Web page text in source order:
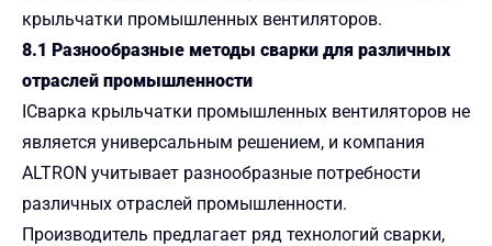
крыльчатки промышленных вентиляторов.
8.1 Разнообразные методы сварки для различных
отраслей промышленности
IСварка крыльчатки промышленных вентиляторов не
является универсальным решением, и компания
ALTRON учитывает разнообразные потребности
различных отраслей промышленности.
Производитель предлагает ряд технологий сварки,